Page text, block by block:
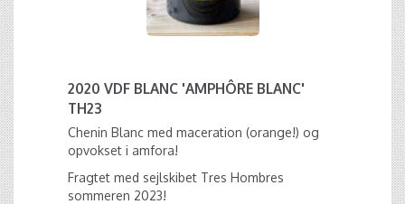
2020 VDF BLANC 'AMPHÔRE BLANC'
TH23
Chenin Blanc med maceration (orange!) og
opvokset i amfora!
Fragtet med sejlskibet Tres Hombres
sommeren 2023!